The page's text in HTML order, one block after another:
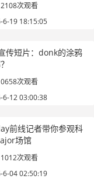
次观看
6-19 18:15:05
传短片：donk的涂鸦
次观看
6-12 03:00:38
前线记者带你参观科
场馆
次观看
6-04 02:50:19